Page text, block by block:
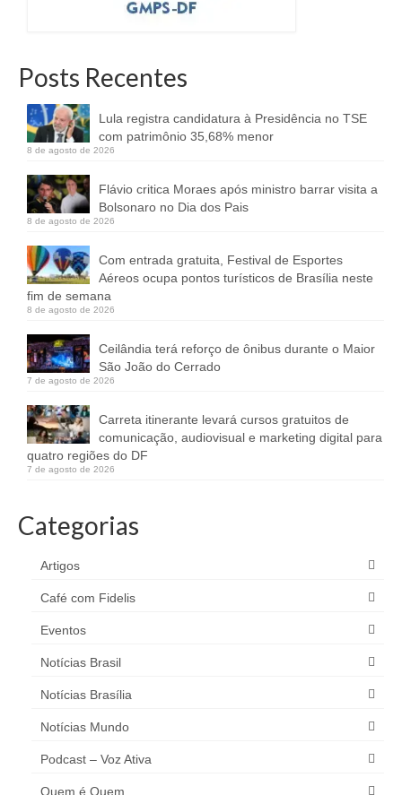
Posts Recentes
Lula registra candidatura à Presidência no TSE
com patrimônio 35,68% menor
8 de agosto de 2026
Flávio critica Moraes após ministro barrar visita a
Bolsonaro no Dia dos Pais
8 de agosto de 2026
Com entrada gratuita, Festival de Esportes
Aéreos ocupa pontos turísticos de Brasília neste
fim de semana
8 de agosto de 2026
Ceilândia terá reforço de ônibus durante o Maior
São João do Cerrado
7 de agosto de 2026
Carreta itinerante levará cursos gratuitos de
comunicação, audiovisual e marketing digital para
quatro regiões do DF
7 de agosto de 2026
Categorias
Artigos
Café com Fidelis
Eventos
Notícias Brasil
Notícias Brasília
Notícias Mundo
Podcast – Voz Ativa
Quem é Quem